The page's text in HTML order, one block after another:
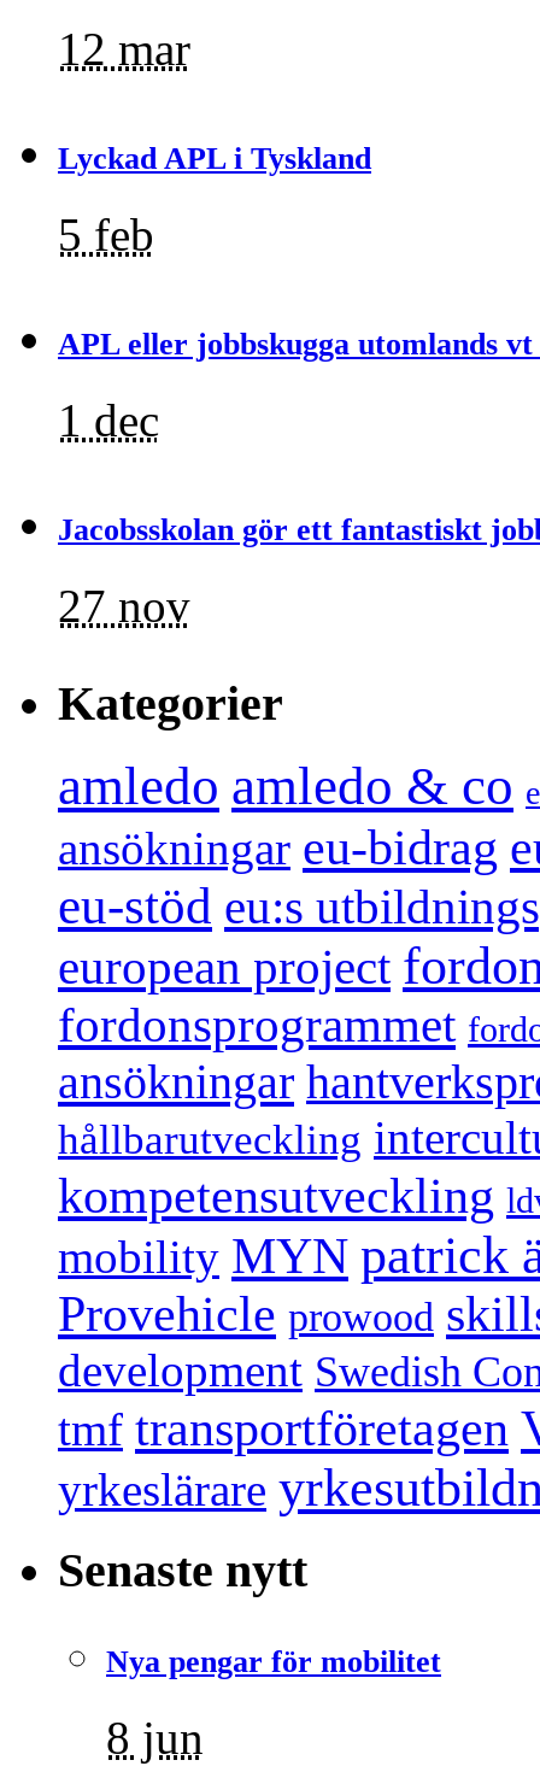
12 mar
Lyckad APL i Tyskland
5 feb
APL eller jobbskugga utomlands vt
1 dec
Jacobsskolan gör ett fantastiskt
27 nov
Kategorier
amledo amledo & co
ansökningar eu-bidrag
eu-stöd eu:s
european project
fordonsprogrammet
ansökningar
hållbarutveckling
kompetensutveckling
mobility MYN patrick
Provehicle prowood
development Swedish
tmf transportföretagen
yrkeslärare
Senaste nytt
Nya pengar för mobilitet
8 jun